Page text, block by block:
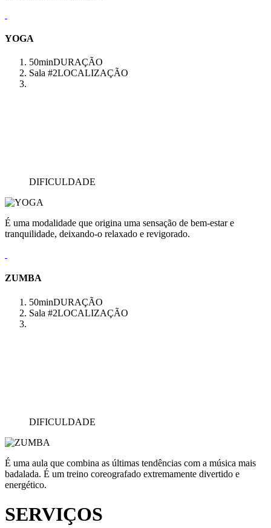
YOGA
50minDURAÇÃO
Sala #2LOCALIZAÇÃO
DIFICULDADE
É uma modalidade que origina uma sensação de bem-estar e
tranquilidade, deixando-o relaxado e revigorado.
ZUMBA
50minDURAÇÃO
Sala #2LOCALIZAÇÃO
DIFICULDADE
É uma aula que combina as últimas tendências com a música mais
badalada. É um treino coreografado extremamente divertido e
energético.
SERVIÇOS